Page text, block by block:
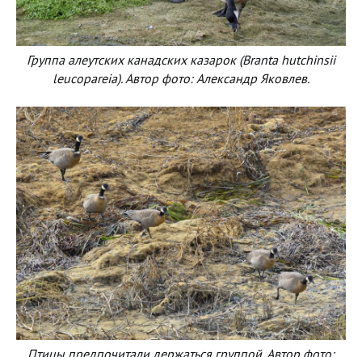
Группа алеутских канадских казарок (Branta hutchinsii
leucopareia). Автор фото: Александр Яковлев.
Птицы предпочитали держаться группой. Автор фото: